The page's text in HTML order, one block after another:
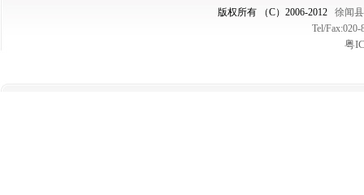
版权所有 （C）2006-2012 徐闻
Tel/
粤